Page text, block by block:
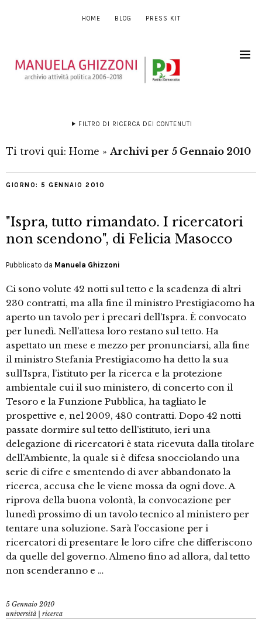
HOME BLOG PRESS KIT
FILTRO DI RICERCA DEI CONTENUTI
Ti trovi qui: Home » Archivi per 5 Gennaio 2010
GIORNO: 5 GENNAIO 2010
"Ispra, tutto rimandato. I ricercatori
non scendono", di Felicia Masocco
Pubblicato da Manuela Ghizzoni
Ci sono volute 42 notti sul tetto e la scadenza di altri
230 contratti, ma alla fine il ministro Prestigiacomo ha
aperto un tavolo per i precari dell’Ispra. È convocato
per lunedì. Nell’attesa loro restano sul tetto. Ha
aspettato un mese e mezzo per pronunciarsi, alla fine
il ministro Stefania Prestigiacomo ha detto la sua
sull’Ispra, l’istituto per la ricerca e la protezione
ambientale cui il suo ministero, di concerto con il
Tesoro e la Funzione Pubblica, ha tagliato le
prospettive e, nel 2009, 480 contratti. Dopo 42 notti
passate dormire sul tetto dell’istituto, ieri una
delegazione di ricercatori è stata ricevuta dalla titolare
dell’Ambiente, la quale si è difesa snocciolando una
serie di cifre e smentendo di aver abbandonato la
ricerca, accusa che le viene mossa da ogni dove. A
riprova della buona volontà, la convocazione per
lunedì prossimo di un tavolo tecnico al ministero per
tentare una soluzione. Sarà l’occasione per i
ricercatori di presentare le loro cifre che differiscono
da quelle del governo. Almeno fino ad allora, dal tetto
non scenderanno e …
5 Gennaio 2010
università | ricerca